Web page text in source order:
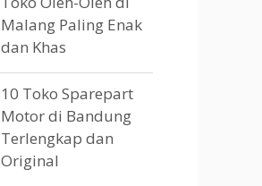
Malang Paling Enak
dan Khas
10 Toko Sparepart
Motor di Bandung
Terlengkap dan
Original